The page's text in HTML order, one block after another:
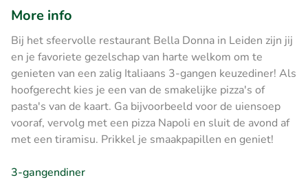
More info
Bij het sfeervolle restaurant Bella Donna in Leiden zijn jij
en je favoriete gezelschap van harte welkom om te
genieten van een zalig Italiaans 3-gangen keuzediner! Als
hoofgerecht kies je een van de smakelijke pizza's of
pasta's van de kaart. Ga bijvoorbeeld voor de uiensoep
vooraf, vervolg met een pizza Napoli en sluit de avond af
met een tiramisu. Prikkel je smaakpapillen en geniet!
3-gangendiner